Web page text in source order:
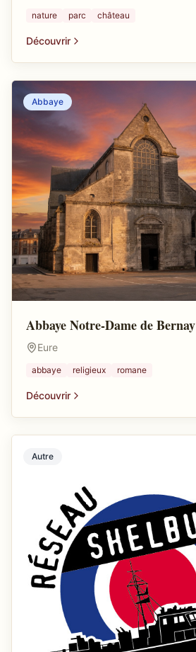
nature parc château
Découvrir
Abbaye
Abbaye Notre-Dame de Bernay
Eure
abbaye religieux romane
Découvrir
Autre